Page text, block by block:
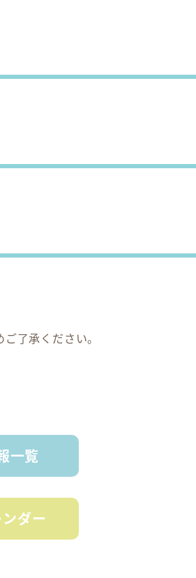
了承ください。
一覧
ダー